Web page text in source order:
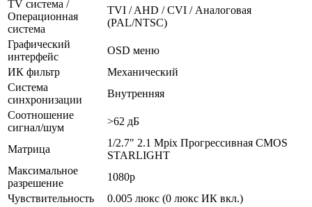
TV система /
Операционная
система
TVI / AHD / CVI / Аналоговая
(PAL/NTSC)
Графический
интерфейс
OSD меню
ИК фильтр
Механический
Система
синхронизации
Внутренняя
Соотношение
сигнал/шум
>62 дБ
Матрица
1/2.7" 2.1 Mpix Прогрессивная CMOS
STARLIGHT
Максимальное
разрешение
1080p
Чувствительность
0.005 люкс (0 люкс ИК вкл.)